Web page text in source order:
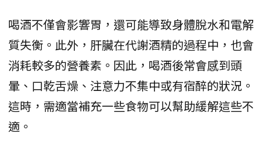
喝酒不僅會影響胃，還可能導致身體脫水和電解
質失衡。此外，肝臟在代謝酒精的過程中，也會
消耗較多的營養素。因此，喝酒後常會感到頭
暈、口乾舌燥、注意力不集中或有宿醉的狀況。
這時，需適當補充一些食物可以幫助緩解這些不
適。